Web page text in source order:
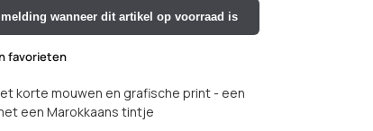
wanneer dit artikel op voorraad is
favorieten
korte mouwen en grafische print - een
een Marokkaans tintje